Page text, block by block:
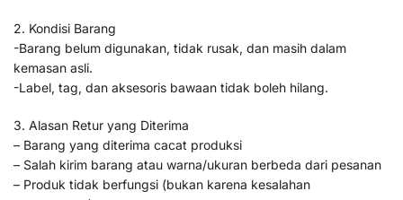
2. Kondisi Barang
-Barang belum digunakan, tidak rusak, dan masih dalam
kemasan asli.
-Label, tag, dan aksesoris bawaan tidak boleh hilang.
3. Alasan Retur yang Diterima
– Barang yang diterima cacat produksi
– Salah kirim barang atau warna/ukuran berbeda dari pesanan
– Produk tidak berfungsi (bukan karena kesalahan